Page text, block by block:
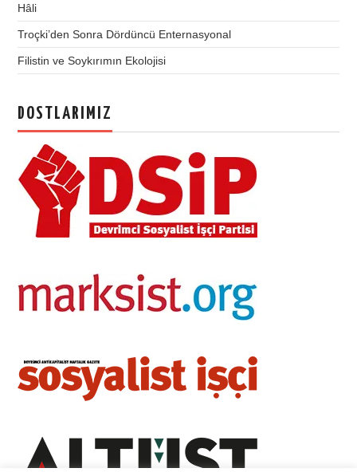
Hâli
Troçki’den Sonra Dördüncü Enternasyonal
Filistin ve Soykırımın Ekolojisi
DOSTLARIMIZ